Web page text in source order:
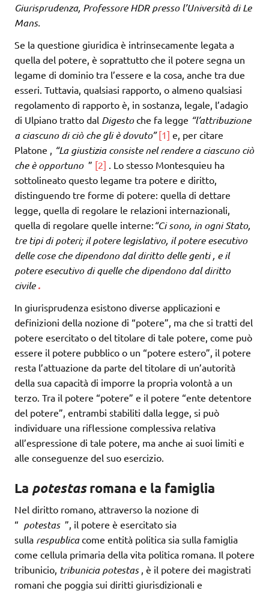
Giurisprudenza, Professore HDR presso l’Università di Le
Mans.
Se la questione giuridica è intrinsecamente legata a
quella del potere, è soprattutto che il potere segna un
legame di dominio tra l’essere e la cosa, anche tra due
esseri. Tuttavia, qualsiasi rapporto, o almeno qualsiasi
regolamento di rapporto è, in sostanza, legale, l’adagio
di Ulpiano tratto dal Digestoche fa legge “l’attribuzione
a ciascuno di ciò che gli è dovuto”[1] e, per citare
Platone ,
“La giustizia consiste nel rendere a ciascuno ciò
che è opportuno ” [2] . Lo stesso Montesquieu ha
sottolineato questo legame tra potere e diritto,
distinguendo tre forme di potere: quella di dettare
legge, quella di regolare le relazioni internazionali,
quella di regolare quelle interne: “Ci sono, in ogni Stato,
tre tipi di poteri; il potere legislativo, il potere esecutivo
delle cose che dipendono dal diritto delle genti , e il
potere esecutivo di quelle che dipendono dal diritto
civile.
In giurisprudenza esistono diverse applicazioni e
definizioni della nozione di “potere”, ma che si tratti del
potere esercitato o del titolare di tale potere, come può
essere il potere pubblico o un “potere estero”, il potere
resta l’attuazione da parte del titolare di un’autorità
della sua capacità di imporre la propria volontà a un
terzo. Tra il potere “potere” e il potere “ente detentore
del potere”, entrambi stabiliti dalla legge, si può
individuare una riflessione complessiva relativa
all’espressione di tale potere, ma anche ai suoi limiti e
alle conseguenze del suo esercizio.
La potestasromana e la famiglia
Nel diritto romano, attraverso la nozione di
“ potestas”, il potere è esercitato sia
sulla respublicacome entità politica sia sulla famiglia
come cellula primaria della vita politica romana. Il potere
tribunicio, tribunicia potestas, è il potere dei magistrati
romani che poggia sui diritti giurisdizionali e